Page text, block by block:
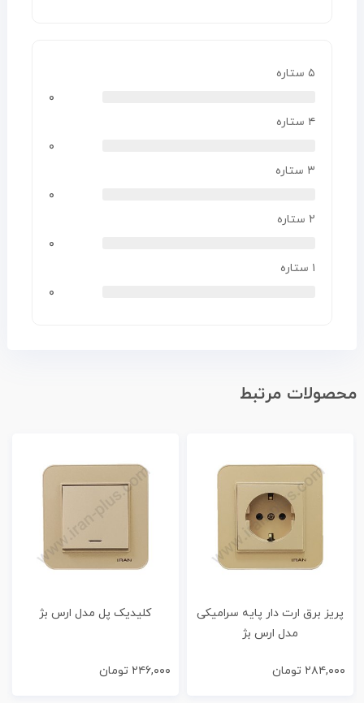
۵ ستاره
۰
۴ ستاره
۰
۳ ستاره
۰
۲ ستاره
۰
۱ ستاره
۰
محصولات مرتبط
پریز برق ارت دار پایه سرامیکی
مدل ارس بژ
۲۸۴,۰۰۰ تومان
کلیدیک پل مدل ارس بژ
۲۴۶,۰۰۰ تومان